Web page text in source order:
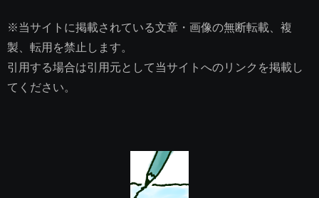
※当サイトに掲載されている文章・画像の無断転載、複
製、転用を禁止します。
引用する場合は引用元として当サイトへのリンクを掲載し
てください。